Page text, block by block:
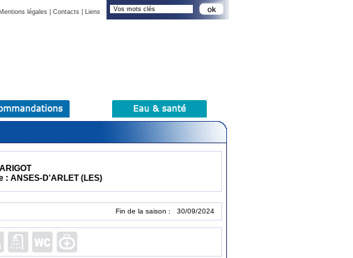
Mentions légales| Contacts| Liens
ANSES-D'ARLET (LES)
Fin de la saison : 30/09/2024